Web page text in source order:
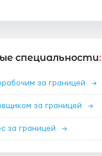
специальности:
за границей →
за границей →
за границей →